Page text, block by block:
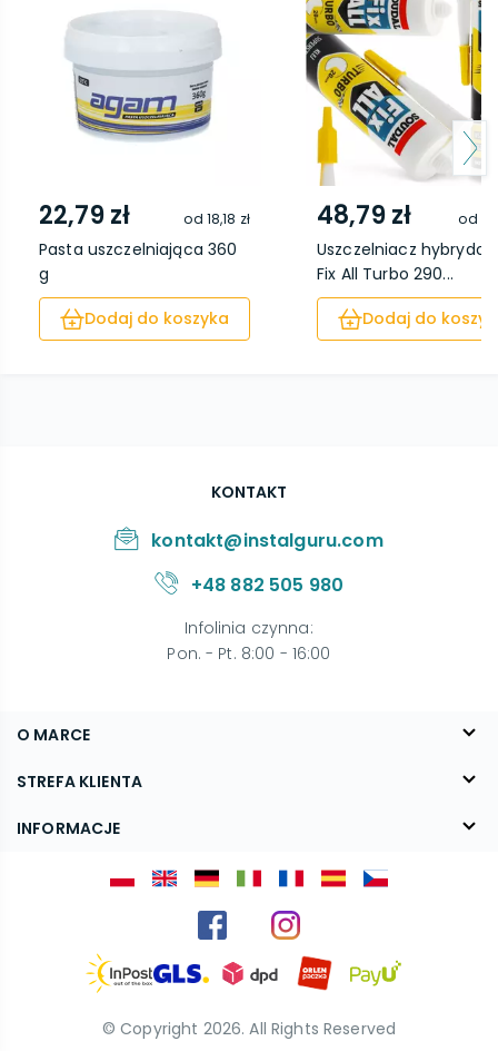
22,79 zł od 18,18 zł
Pasta uszczelniająca 360
g
Dodaj do koszyka
48,79 zł od
Uszczelniacz
Fix All Turbo 290...
Dodaj do
O MARCE
O nas
Blog
STREFA KLIENTA
FAQ
INFORMACJE
KONTAKT
kontakt@instalguru.com
+48 882 505 980
Infolinia czynna:
Pon. - Pt. 8:00 - 16:00
© Copyright 2026. All Rights Reserved